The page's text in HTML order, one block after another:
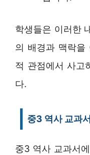
학생들은 이러한
의 배경과 맥락을
적 관점에서 사고
다.
중3 역사 교과
중3 역사 교과서